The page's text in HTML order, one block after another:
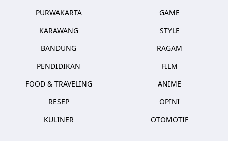
PURWAKARTA
KARAWANG
BANDUNG
PENDIDIKAN
FOOD & TRAVELING
RESEP
KULINER
GAME
STYLE
RAGAM
FILM
ANIME
OPINI
OTOMOTIF